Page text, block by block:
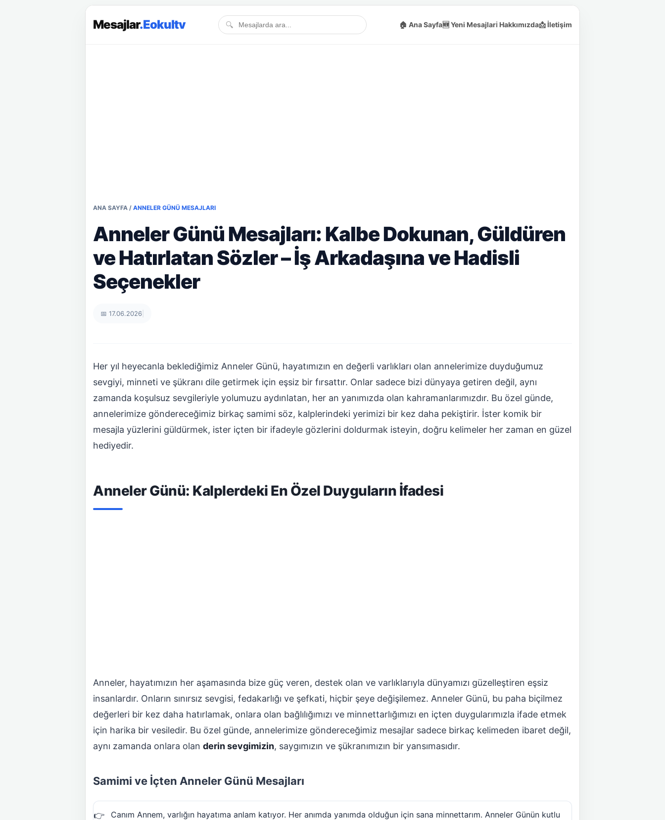
Mesajlar.Eokultv 🔍 🏠 Ana Sayfa🆕 Yeni Mesajlarℹ️ Hakkımızda📩 İletişim
ANA SAYFA / ANNELER GÜNÜ MESAJLARI
Anneler Günü Mesajları: Kalbe Dokunan, Güldüren
ve Hatırlatan Sözler – İş Arkadaşına ve Hadisli
Seçenekler
📅 17.06.2026
Her yıl heyecanla beklediğimiz Anneler Günü, hayatımızın en değerli varlıkları olan annelerimize duyduğumuz
sevgiyi, minneti ve şükranı dile getirmek için eşsiz bir fırsattır. Onlar sadece bizi dünyaya getiren değil, aynı
zamanda koşulsuz sevgileriyle yolumuzu aydınlatan, her an yanımızda olan kahramanlarımızdır. Bu özel günde,
annelerimize göndereceğimiz birkaç samimi söz, kalplerindeki yerimizi bir kez daha pekiştirir. İster komik bir
mesajla yüzlerini güldürmek, ister içten bir ifadeyle gözlerini doldurmak isteyin, doğru kelimeler her zaman en güzel
hediyedir.
Anneler Günü: Kalplerdeki En Özel Duyguların İfadesi
Anneler, hayatımızın her aşamasında bize güç veren, destek olan ve varlıklarıyla dünyamızı güzelleştiren eşsiz
insanlardır. Onların sınırsız sevgisi, fedakarlığı ve şefkati, hiçbir şeye değişilemez. Anneler Günü, bu paha biçilmez
değerleri bir kez daha hatırlamak, onlara olan bağlılığımızı ve minnettarlığımızı en içten duygularımızla ifade etmek
için harika bir vesiledir. Bu özel günde, annelerimize göndereceğimiz mesajlar sadece birkaç kelimeden ibaret değil,
aynı zamanda onlara olan derin sevgimizin, saygımızın ve şükranımızın bir yansımasıdır.
Samimi ve İçten Anneler Günü Mesajları
Canım Annem, varlığın hayatıma anlam katıyor. Her anımda yanımda olduğun için sana minnettarım. Anneler Günün kutlu